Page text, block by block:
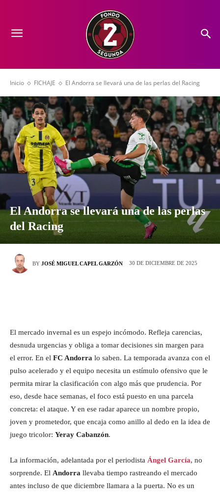
Inicio FICHAJE El Andorra se llevará una de las perlas del Racing
El Andorra se llevará una de las perlas
del Racing
BY JOSÉ MIGUEL CAPEL GARZÓN 30 DE DICIEMBRE DE 2025
El mercado invernal es un espejo incómodo. Refleja carencias,
desnuda urgencias y obliga a tomar decisiones sin margen para
el error. En el FC Andorra lo saben. La temporada avanza con el
pulso acelerado y el equipo necesita un estímulo ofensivo que le
permita mirar la clasificación con algo más que prudencia. Por
eso, desde hace semanas, el foco está puesto en una parcela
concreta: el ataque. Y en ese radar aparece un nombre propio,
joven y prometedor, que encaja como anillo al dedo en la idea de
juego tricolor: Yeray Cabanzón.
La información, adelantada por el periodista Ángel García, no
sorprende. El Andorra llevaba tiempo rastreando el mercado
antes incluso de que diciembre llamara a la puerta. No es un